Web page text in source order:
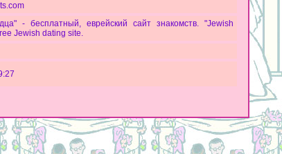
- бесплатный, еврейский сайт знакомств. "Jewish
Jewish dating site.